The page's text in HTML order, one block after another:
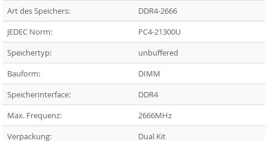
Art des Speichers:
DDR4-2666
JEDEC Norm:
PC4-21300U
Speichertyp:
unbuffered
Bauform:
DIMM
Speicherinterface:
DDR4
Max. Frequenz:
2666MHz
Verpackung:
Dual Kit